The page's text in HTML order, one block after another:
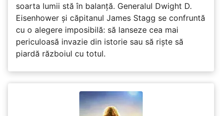
soarta lumii stă în balanță. Generalul Dwight D.
Eisenhower și căpitanul James Stagg se confruntă
cu o alegere imposibilă: să lanseze cea mai
periculoasă invazie din istorie sau să riște să
piardă războiul cu totul.